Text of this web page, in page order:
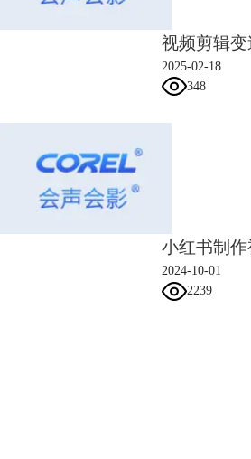
图五：填写序列号
在安装过程中将激活码填入图五序列号的位
来取，填写完成后点击下一步，即可完成会
2025-02-18
348
2024-10-01
2239